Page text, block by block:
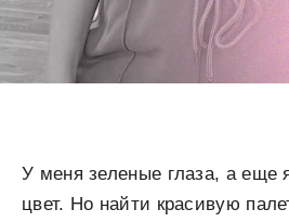
У меня зеленые глаза, а еще
цвет. Но найти красивую